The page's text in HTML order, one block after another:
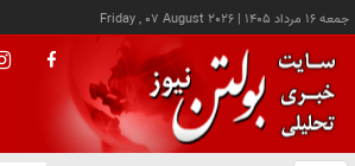
جمعه ۱۶ مرداد ۱۴۰۵ |
Friday , 07 August 2026